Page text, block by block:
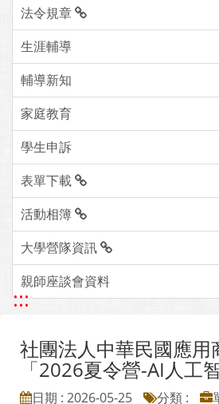
法令規章
生涯輔導
輔導新知
家庭教育
學生申訴
表單下載
活動相簿
大學營隊資訊
親師座談會資料
:::
社團法人中華民國應用
「2026夏令營-AI人工
日期 : 2026-05-25 分類 :